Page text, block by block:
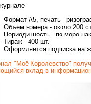
Формат А5, печать -
Объем номера - около 200
Периодичность - по мере
Тираж - 400 шт.
Оформляется подписка на
"Моё Королевство"
вклад в